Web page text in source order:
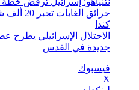
حرائق
كندا
جديدة في القدس
فيسبوك
‫X